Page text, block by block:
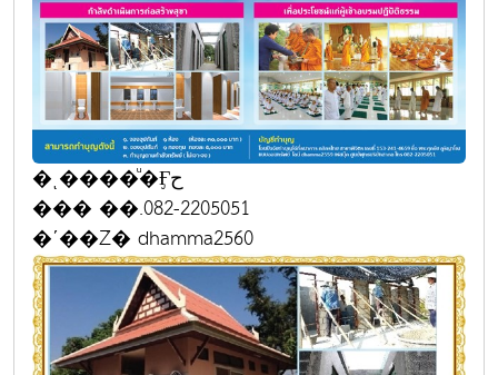
�ͺ����ͧ�Ӻح
��� ��.082-2205051
�ʹ��Ź� dhamma2560